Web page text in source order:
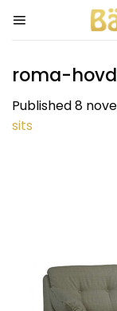
roma-
Published8
sits